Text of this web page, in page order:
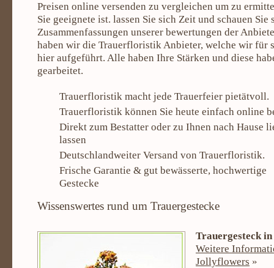
Preisen online versenden zu vergleichen um zu
Sie geeignete ist. lassen Sie sich Zeit und schauen Sie
Zusammenfassungen unserer bewertungen der
haben wir die Trauerfloristik Anbieter, welche wir für
hier aufgeführt. Alle haben Ihre Stärken und diese
gearbeitet.
Trauerfloristik macht jede Trauerfeier pietätvoll.
Trauerfloristik können Sie heute einfach online
Direkt zum Bestatter oder zu Ihnen nach Hause
lassen
Deutschlandweiter Versand von Trauerfloristik.
Frische Garantie & gut bewässerte, hochwertige
Gestecke
Wissenswertes rund um Trauergestecke
Trauergesteck
Weitere
Jollyflowers »